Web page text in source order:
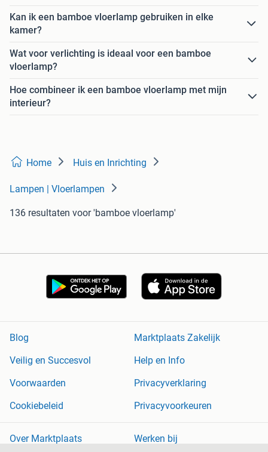
Kan ik een bamboe vloerlamp gebruiken in elke
kamer?
Wat voor verlichting is ideaal voor een bamboe
vloerlamp?
Hoe combineer ik een bamboe vloerlamp met mijn
interieur?
Home Huis en Inrichting
Lampen | Vloerlampen
136 resultaten voor 'bamboe vloerlamp'
Blog
Marktplaats Zakelijk
Veilig en Succesvol
Help en Info
Voorwaarden
Privacyverklaring
Cookiebeleid
Privacyvoorkeuren
Over Marktplaats Werken bij